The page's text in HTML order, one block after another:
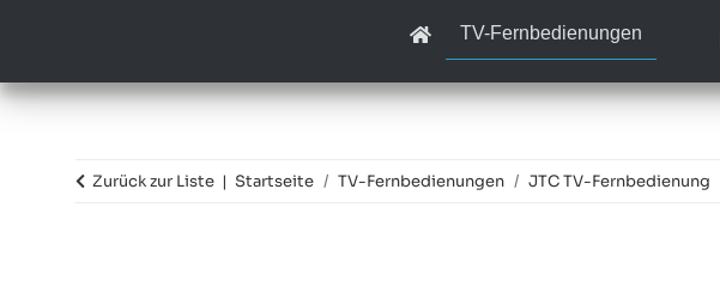
TV-Fernbedienungen
Zurück zur Liste Startseite TV-Fernbedienungen JTC TV-Fernbedienung